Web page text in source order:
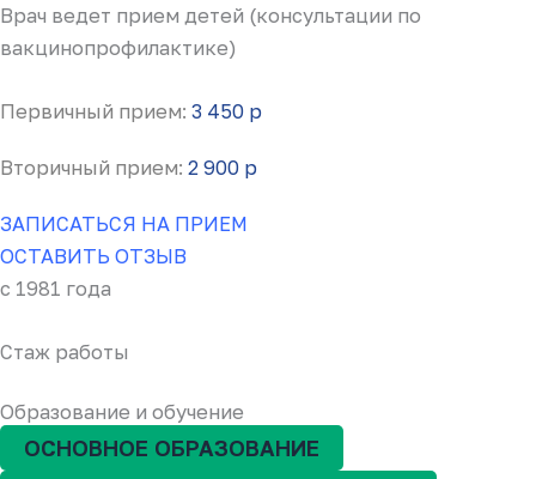
Врач ведет прием детей (консультации по
вакцинопрофилактике)
Первичный прием: 3 450 р
Вторичный прием: 2 900 р
ЗАПИСАТЬСЯ НА ПРИЕМ
ОСТАВИТЬ ОТЗЫВ
с 1981 года
Стаж работы
Образование и обучение
ОСНОВНОЕ ОБРАЗОВАНИЕ